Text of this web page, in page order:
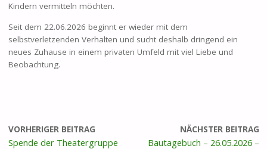
Kindern vermitteln möchten.
Seit dem 22.06.2026 beginnt er wieder mit dem
selbstverletzenden Verhalten und sucht deshalb dringend ein
neues Zuhause in einem privaten Umfeld mit viel Liebe und
Beobachtung.
VORHERIGER BEITRAG
Spende der Theatergruppe
NÄCHSTER BEITRAG
Bautagebuch – 26.05.2026 –